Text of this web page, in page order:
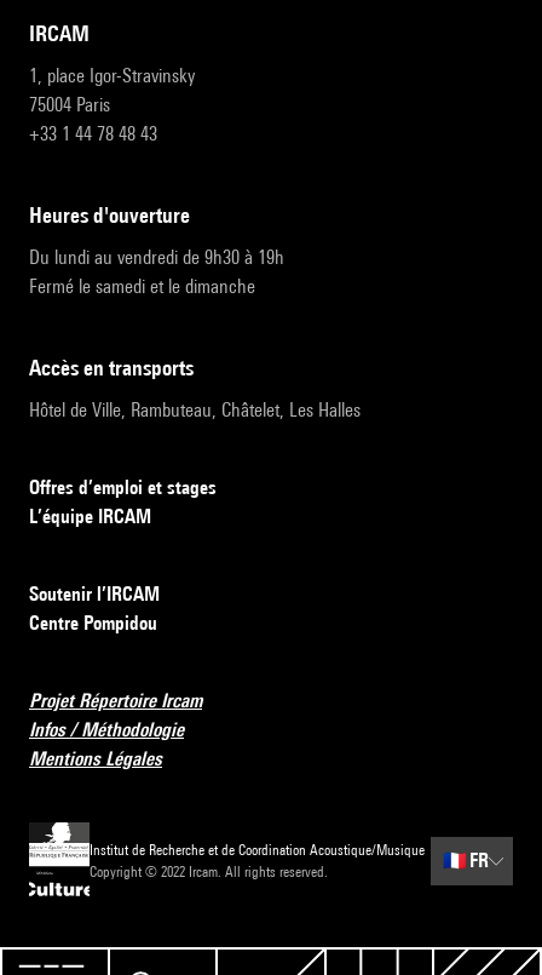
IRCAM
1, place Igor-Stravinsky
75004 Paris
+33 1 44 78 48 43
heures d'ouverture
Du lundi au vendredi de 9h30 à 19h
Fermé le samedi et le dimanche
accès en transports
Hôtel de Ville, Rambuteau, Châtelet, Les Halles
Offres d’emploi et stages
L’équipe IRCAM
Soutenir l’IRCAM
Centre Pompidou
Projet Répertoire Ircam
Infos / Méthodologie
Mentions Légales
Institut de Recherche et de Coordination Acoustique/Musique
Copyright © 2022 Ircam. All rights reserved.
🇫🇷 FR